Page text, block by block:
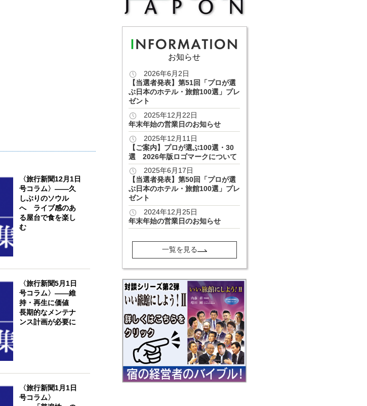
〈旅行新聞12月1日
号コラム〉――久
しぶりのソウル
へ ライブ感のあ
る屋台で食を楽し
む
〈旅行新聞5月1日
号コラム〉――維
持・再生に価値
長期的なメンテナ
ンス計画が必要に
〈旅行新聞1月1日
号コラム〉
お知らせ
2026年6月2日
【当選者発表】第51回「プロが選
ぶ日本のホテル・旅館100選」プレ
ゼント
2025年12月22日
年末年始の営業日のお知らせ
2025年12月11日
【ご案内】プロが選ぶ100選・30
選 2026年版ロゴマークについて
2025年6月17日
【当選者発表】第50回「プロが選
ぶ日本のホテル・旅館100選」プレ
ゼント
2024年12月25日
年末年始の営業日のお知らせ
一覧を見る